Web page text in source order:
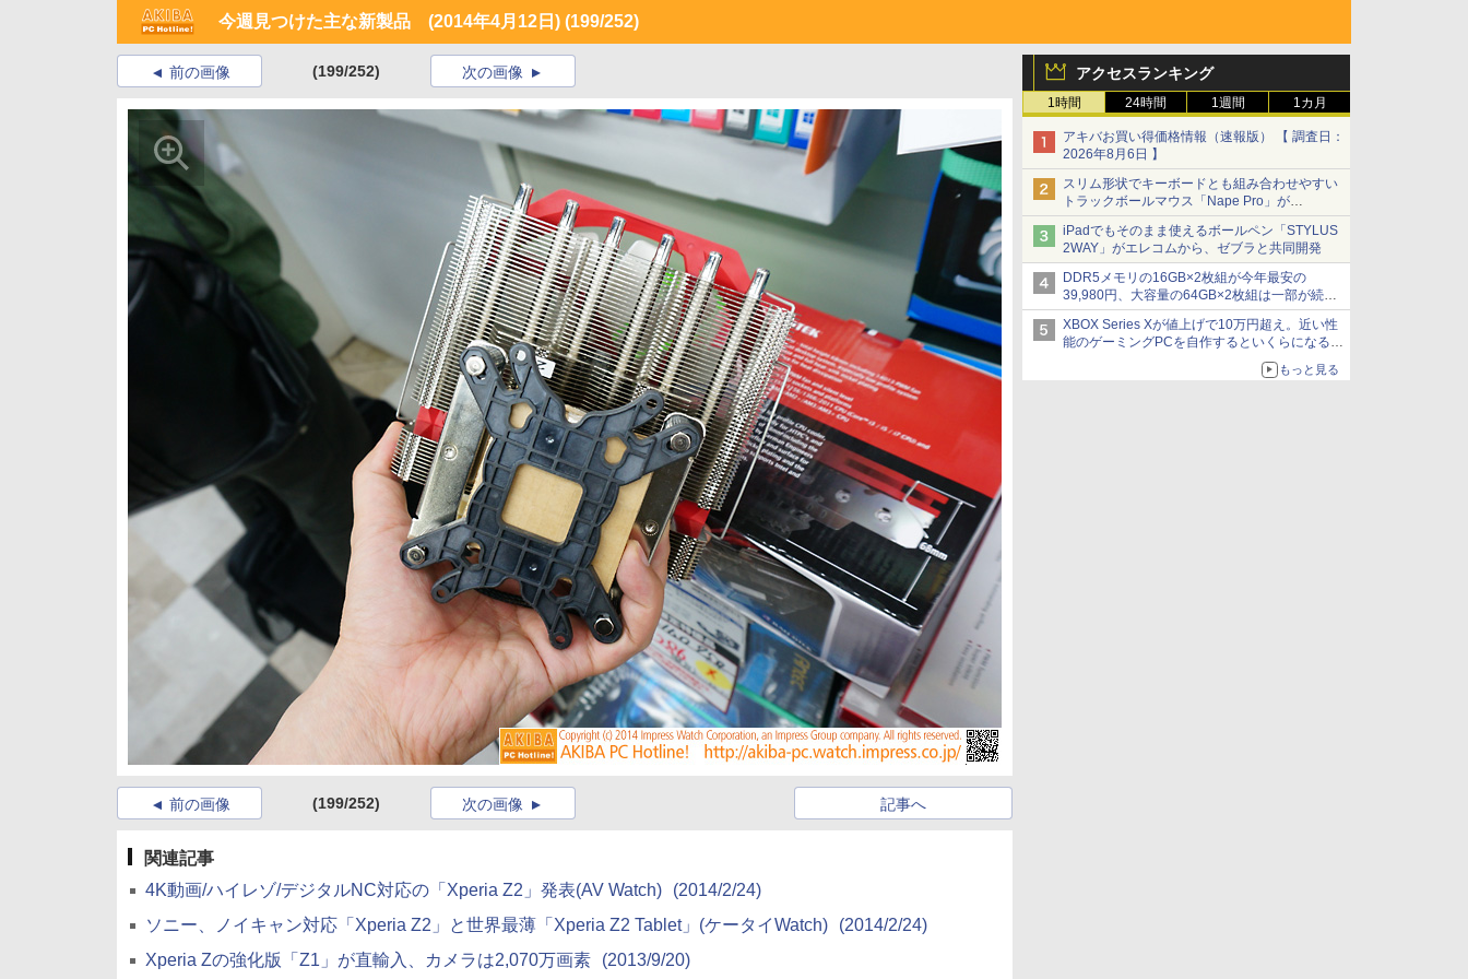
今週見つけた主な新製品 (2014年4月12日) (199/252)
アクセスランキング
1時間 24時間 1週間 1カ月
アキバお買い得価格情報（速報版） 【 調査日：
2026年8月6日 】
スリム形状でキーボードとも組み合わせやすい
トラックボールマウス「Nape Pro」が
Keychronから
iPadでもそのまま使えるボールペン「STYLUS
2WAY」がエレコムから、ゼブラと共同開発
DDR5メモリの16GB×2枚組が今年最安の
39,980円、大容量の64GB×2枚組は一部が続騰
[8月前半のメモリ価格]
XBOX Series Xが値上げで10万円超え。近い性
能のゲーミングPCを自作するといくらになる？
【石田賀津男の『酒の肴にPCゲーム』】
もっと見る
前の画像 (199/252) 次の画像
前の画像 (199/252) 記事へ
次の画像
関連記事
4K動画/ハイレゾ/デジタルNC対応の「Xperia Z2」発表(AV Watch)
(2014/2/24)
ソニー、ノイキャン対応「Xperia Z2」と世界最薄「Xperia Z2 Tablet」(ケータイWatch)
(2014/2/24)
Xperia Zの強化版「Z1」が直輸入、カメラは2,070万画素
(2013/9/20)